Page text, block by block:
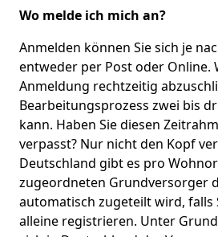
Wo melde ich mich an?
Anmelden können Sie sich je
entweder per Postoder Online.
Anmeldung rechtzeitig
Bearbeitungsprozess zwei bis
kann. Haben Sie diesen
verpasst? Nur nicht den Kopf
Deutschland gibt es pro
zugeordneten Grundversorger
automatisch zugeteilt wird, falls
alleine registrieren. Unter